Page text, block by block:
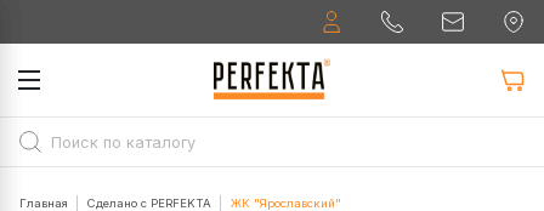
Главная Сделано с PERFEKTA ЖК "Ярославский"